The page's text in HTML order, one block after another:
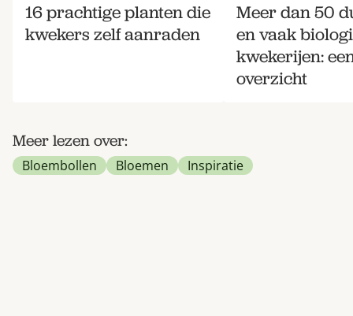
16 prachtige planten die
kwekers zelf aanraden
Meer dan 50
en vaak
kwekerijen:
overzicht
Meer lezen over:
Bloembollen Bloemen Inspiratie